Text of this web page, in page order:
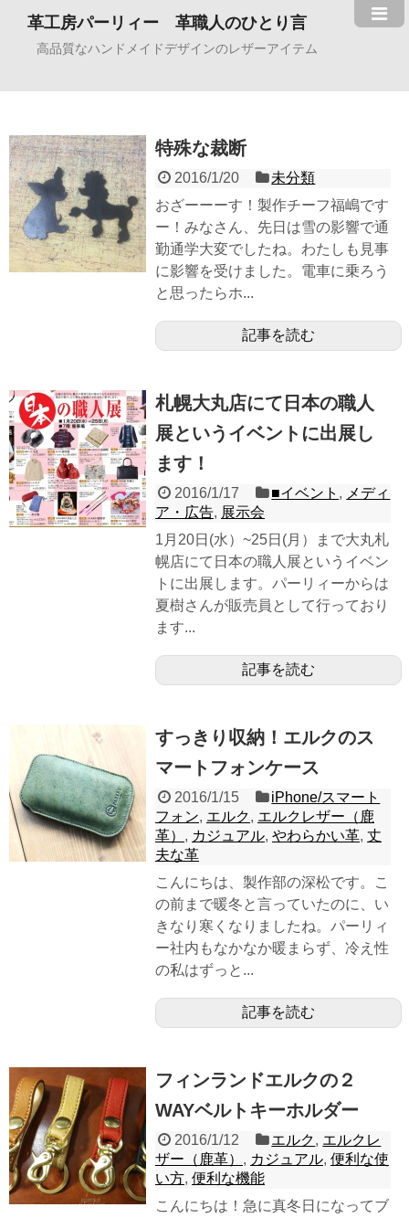
革工房パーリィー 革職人のひとり言
高品質なハンドメイドデザインのレザーアイテム
特殊な裁断
2016/1/20
未分類
おざーーーす！製作チーフ福嶋です
ー！みなさん、先日は雪の影響で通
勤通学大変でしたね。わたしも見事
に影響を受けました。電車に乗ろう
と思ったらホ...
記事を読む
札幌大丸店にて日本の職人
展というイベントに出展し
ます！
2016/1/17 ■イベント , メディ
ア・広告, 展示会
1月20日(水）~25日(月）まで大丸札
幌店にて日本の職人展というイベン
トに出展します。パーリィーからは
夏樹さんが販売員として行っており
ます...
記事を読む
すっきり収納！エルクのス
マートフォンケース
2016/1/15
iPhone/スマート
フォン, エルク, エルクレザー（鹿
革） , カジュアル, やわらかい革, 丈
夫な革
こんにちは、製作部の深松です。こ
の前まで暖冬と言っていたのに、い
きなり寒くなりましたね。パーリィ
ー社内もなかなか暖まらず、冷え性
の私はずっと...
記事を読む
フィンランドエルクの２
WAYベルトキーホルダー
2016/1/12 エルク, エルクレ
ザー（鹿革） , カジュアル, 便利な使
い方, 便利な機能
こんにちは！急に真冬日になってブ